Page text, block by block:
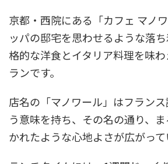
京都・西院にある「カフェ マノ
ッパの邸宅を思わせるような落
格的な洋食とイタリア料理を味
ランです。
店名の「マノワール」はフラン
う意味を持ち、その名の通り、
かれたような心地よさが広がって